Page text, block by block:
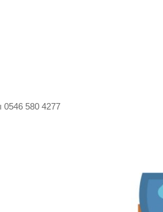
0546 580 4277